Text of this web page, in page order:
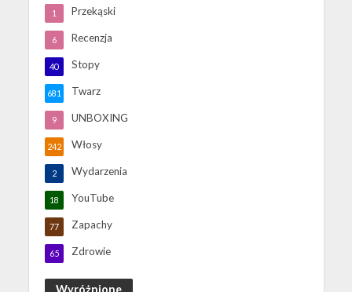
Przekąski
1
Recenzja
6
Stopy
40
Twarz
681
UNBOXING
9
Włosy
242
Wydarzenia
2
YouTube
18
Zapachy
77
Zdrowie
65